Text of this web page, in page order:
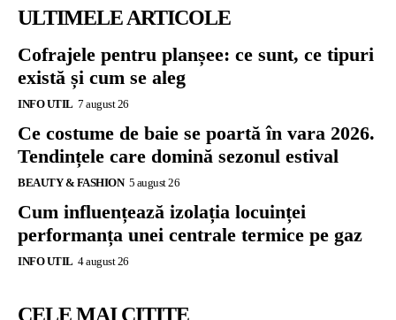
ULTIMELE ARTICOLE
Cofrajele pentru planșee: ce sunt, ce tipuri
există și cum se aleg
INFO UTIL 7 august 26
Ce costume de baie se poartă în vara 2026.
Tendințele care domină sezonul estival
BEAUTY & FASHION 5 august 26
Cum influențează izolația locuinței
performanța unei centrale termice pe gaz
INFO UTIL 4 august 26
CELE MAI CITITE